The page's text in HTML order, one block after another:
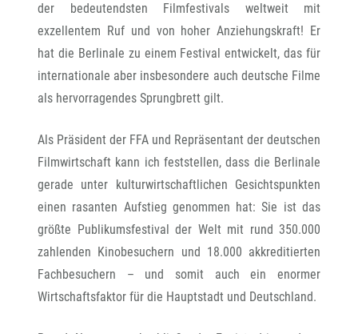
der bedeutendsten Filmfestivals weltweit mit
exzellentem Ruf und von hoher Anziehungskraft! Er
hat die Berlinale zu einem Festival entwickelt, das für
internationale aber insbesondere auch deutsche Filme
als hervorragendes Sprungbrett gilt.
Als Präsident der FFA und Repräsentant der deutschen
Filmwirtschaft kann ich feststellen, dass die Berlinale
gerade unter kulturwirtschaftlichen Gesichtspunkten
einen rasanten Aufstieg genommen hat: Sie ist das
größte Publikumsfestival der Welt mit rund 350.000
zahlenden Kinobesuchern und 18.000 akkreditierten
Fachbesuchern – und somit auch ein enormer
Wirtschaftsfaktor für die Hauptstadt und Deutschland.